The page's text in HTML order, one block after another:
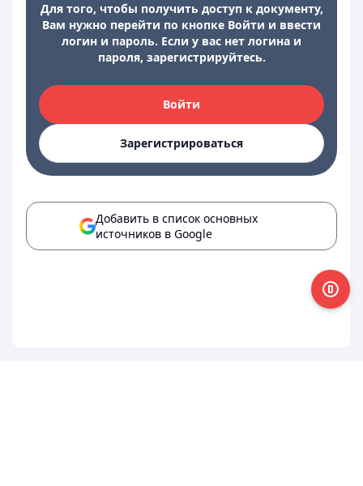
Для того, чтобы получить доступ к документу,
Вам нужно перейти по кнопке Войти и ввести
логин и пароль. Если у вас нет логина и
пароля, зарегистрируйтесь.
Войти
Зарегистрироваться
Добавить в список основных
источников в Google